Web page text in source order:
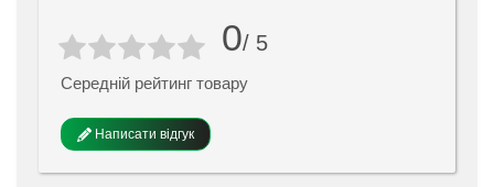
0/ 5
Середній рейтинг товару
Написати відгук